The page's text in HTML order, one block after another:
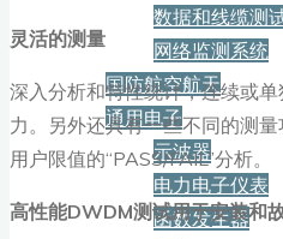
数据和线缆测
网络监测系统
国防航空航天
通用电子
示波器
电力电子仪表
函数发生器
灵活的测量
深入分析和特性统计，连续或
力。另外还具有一些不同的测
用户限值的“PASS/FAIL”分析。
高性能DWDM测试用于安装和